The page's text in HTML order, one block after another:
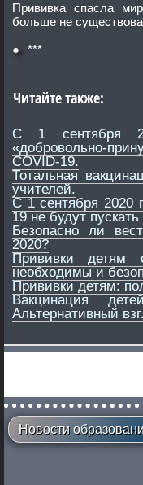
Прививка спасла мир. Проблемы полиомиелита в
больше не
● ***
Читайте также:
С 1 сентября
«добровольно-
СOVID-19.
Тотальная
учителей.
С 1 сентября 2020
19 не будут
Безопасно ли вести детей в школы 1 сентября
2020?
Прививки детям
необходимы и
Прививки детям:
Вакцинация
Альтернативный
Новости